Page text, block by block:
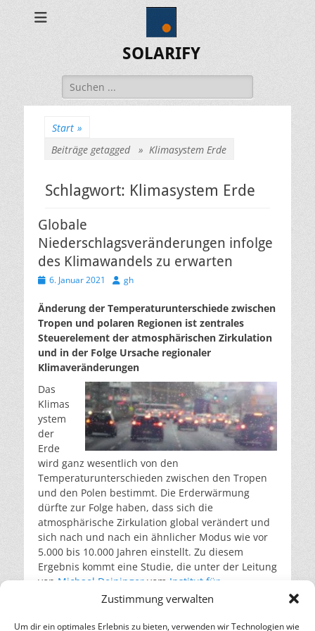
Zustimmung verwalten
Um dir ein optimales Erlebnis zu bieten, verwenden wir Technologien wie
SOLARIFY
Suchen
nach:
Start »
Beiträge getagged » Klimasystem Erde
Schlagwort: Klimasystem Erde
Globale
Niederschlagsveränderungen infolge
des Klimawandels zu erwarten
Veröffentlicht
6. Januar 2021 Autor
gh
Änderung der Temperaturunterschiede zwischen
Tropen und polaren Regionen ist zentrales
Steuerelement der atmosphärischen Zirkulation
und in der Folge Ursache regionaler
Klimaveränderungen
Das
Klimas
ystem
der
Erde
wird ganz wesentlich von den
Temperaturunterschieden zwischen den Tropen
und den Polen bestimmt. Die Erderwärmung
dürfte zur Folge haben, dass sich die
atmosphärische Zirkulation global verändert und
sich nach und nach ein ähnlicher Modus wie vor
5.000 bis 10.000 Jahren einstellt. Zu diesem
Ergebnis kommt eine Studie, die unter der Leitung
von Michael Deininger vom Institut für
Geowissenschaften der Johannes Gutenberg-
Communicationsveröffentlicht wurde.